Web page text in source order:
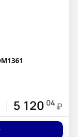
9DM1361
5 120 04 ₽